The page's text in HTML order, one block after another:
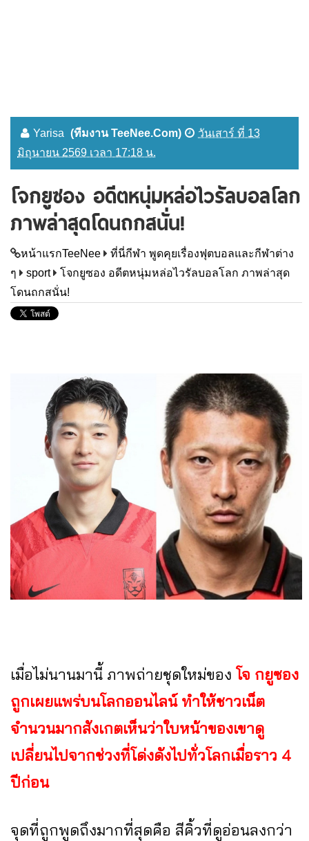
Yarisa (ทีมงาน TeeNee.Com)
วันเสาร์ ที่ 13
มิถุนายน 2569 เวลา 17:18 น.
โจกยูซอง อดีตหนุ่มหล่อไวรัลบอลโลก
ภาพล่าสุดโดนถกสนั่น!
หน้าแรกTeeNee
ที่นี่กีฬา พูดคุยเรื่องฟุตบอลและกีฬาต่าง
ๆ
sport
โจกยูซอง อดีตหนุ่มหล่อไวรัลบอลโลก ภาพล่าสุด
โดนถกสนั่น!
เมื่อไม่นานมานี้ ภาพถ่ายชุดใหม่ของ โจ กยูซอง
ถูกเผยแพร่บนโลกออนไลน์ ทำให้ชาวเน็ต
จำนวนมากสังเกตเห็นว่าใบหน้าของเขาดู
เปลี่ยนไปจากช่วงที่โด่งดังไปทั่วโลกเมื่อราว 4
ปีก่อน
จุดที่ถูกพูดถึงมากที่สุดคือ สีคิ้วที่ดูอ่อนลงกว่า